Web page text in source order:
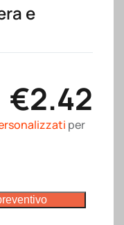
e
€2.42
per